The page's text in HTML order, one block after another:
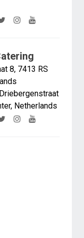
8, 7413 RS
Netherlands